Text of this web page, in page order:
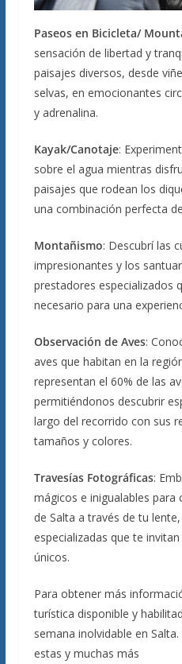
Paseos en Bicicleta/
sensación de libertad y
paisajes diversos, desde
selvas, en emocionantes
y adrenalina.
Kayak/Canotaje:
sobre el agua mientras
paisajes que rodean los
una combinación perfecta
Montañismo: Descubrí las
impresionantes y los
prestadores especializados
necesario para una
Observación de Aves:
aves que habitan en la
representan el 60% de las
permitiéndonos descubrir
largo del recorrido con sus
tamaños y colores.
Travesías Fotográficas:
mágicos e inigualables para
de Salta a través de tu
especializadas que te
únicos.
Para obtener más
turística disponible y
semana inolvidable en
estas y muchas más